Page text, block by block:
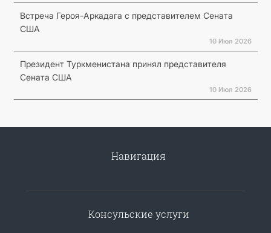
Встреча Героя-Аркадага с представителем Сената
США
10 Июл 2026
Президент Туркменистана принял представителя
Сената США
10 Июл 2026
Навигация
Консульские услуги